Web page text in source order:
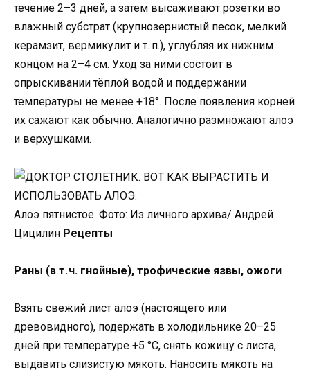
течение 2–3 дней, а затем высаживают розетки во
влажный субстрат (крупнозернистый песок, мелкий
керамзит, вермикулит и т. п.), углубляя их нижним
концом на 2–4 см. Уход за ними состоит в
опрыскивании тёплой водой и поддержании
температуры не менее +18°. После появления корней
их сажают как обычно. Аналогично размножают алоэ
и верхушками.
Алоэ пятнистое. Фото: Из личного архива/ Андрей
Цицилин Рецепты
Раны (в т. ч. гнойные), трофические язвы, ожоги
Взять свежий лист алоэ (настоящего или
древовидного), подержать в холодильнике 20–25
дней при температуре +5 °C, снять кожицу с листа,
выдавить слизистую мякоть. Наносить мякоть на